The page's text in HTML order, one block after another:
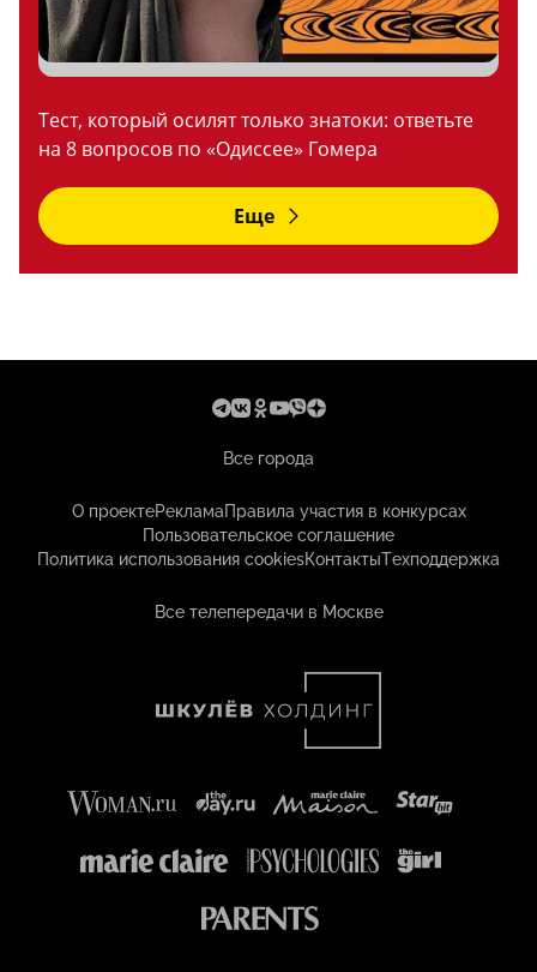
Тест, который осилят только знатоки: ответьте
на 8 вопросов по «Одиссее» Гомера
Еще
Все города
О проектеРекламаПравила участия в конкурсах
Пользовательское соглашение
Политика использования cookiesКонтактыТехподдержка
Все телепередачи в Москве